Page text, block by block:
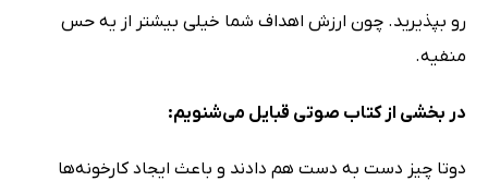
رو بپذیرید. چون ارزش اهداف شما خیلی بیشتر از یه حس
منفیه.
در بخشی از کتاب صوتی قبایل می‌شنویم:
دوتا چیز دست به دست هم دادند و باعث ایجاد کارخونه‌ها